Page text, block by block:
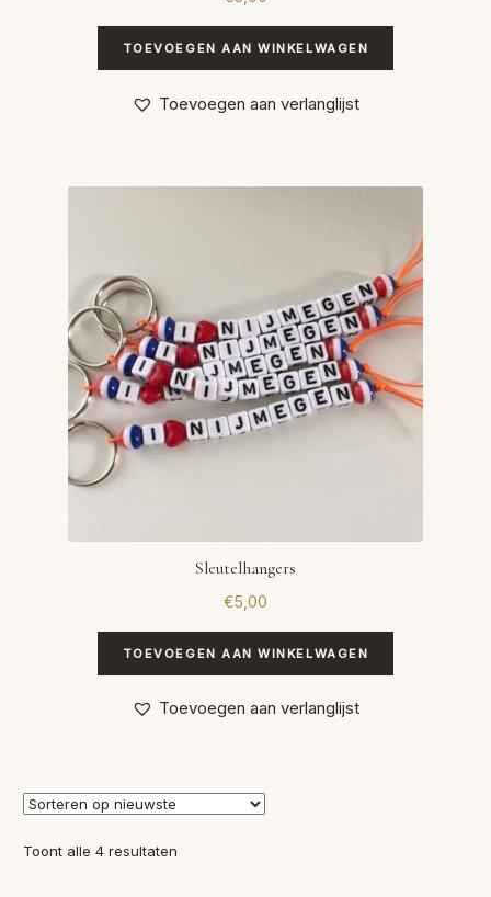
TOEVOEGEN AAN WINKELWAGEN
Toevoegen aan verlanglijst
Sleutelhangers
€5,00
TOEVOEGEN AAN WINKELWAGEN
Toevoegen aan verlanglijst
Toont alle 4 resultaten